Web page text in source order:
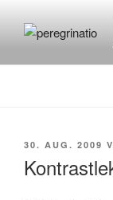
Inhalt
30. AUG. 2009